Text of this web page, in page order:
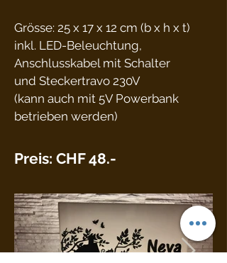
Grösse: 25 x 17 x 12 cm (b x h x t)
inkl. LED-Beleuchtung,
Anschlusskabel mit Schalter
und Steckertravo 230V
(kann auch mit 5V Powerbank
betrieben werden)
Preis: CHF 48.-